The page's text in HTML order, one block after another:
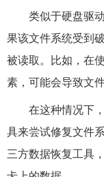
类似于硬盘驱
果该文件系统受到
被读取。比如，在
素，可能会导致文
在这种情况下
具来尝试修复文件
三方数据恢复工具